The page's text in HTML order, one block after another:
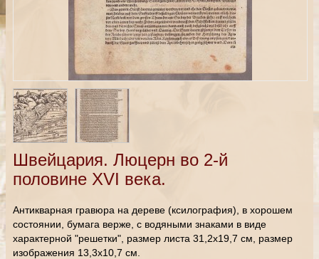
Швейцария. Люцерн во 2-й
половине XVI века.
Антикварная гравюра на дереве (ксилография), в хорошем
состоянии, бумага верже, с водяными знаками в виде
характерной "решетки", размер листа 31,2х19,7 см, размер
изображения 13,3х10,7 см.